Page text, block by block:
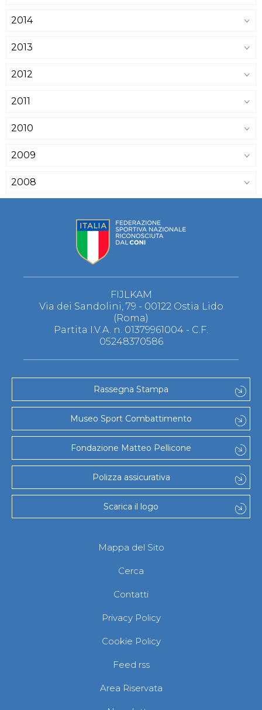
2014
2013
2012
2011
2010
2009
2008
FIJLKAM
Via dei Sandolini, 79 - 00122 Ostia Lido
(Roma)
Partita I.V.A. n. 01379961004 - C.F.
05248370586
Rassegna Stampa
Museo Sport Combattimento
Fondazione Matteo Pellicone
Polizza assicurativa
Scarica il logo
Mappa del Sito
Cerca
Contatti
Privacy Policy
Cookie Policy
Feed rss
Area Riservata